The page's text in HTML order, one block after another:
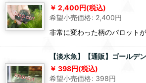
2,400円(税込)
希望小売価格: 2,400円
非常に変わった柄のパロット
【淡水魚】【通販】ゴールデ
398円(税込)
希望小売価格: 398円